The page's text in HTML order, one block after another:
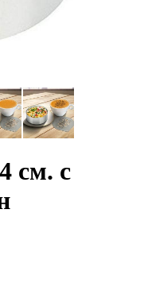
см. с